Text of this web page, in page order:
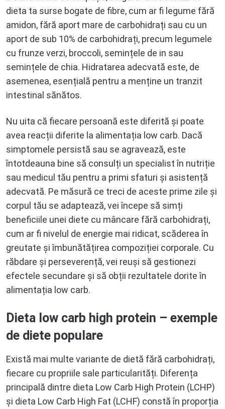
dieta ta surse bogate de fibre, cum ar fi legume fără
amidon, fără aport mare de carbohidrați sau cu un
aport de sub 10% de carbohidrați, precum legumele
cu frunze verzi, broccoli, semințele de in sau
semințele de chia. Hidratarea adecvată este, de
asemenea, esențială pentru a menține un tranzit
intestinal sănătos.
Nu uita că fiecare persoană este diferită și poate
avea reacții diferite la alimentația low carb. Dacă
simptomele persistă sau se agravează, este
întotdeauna bine să consulți un specialist în nutriție
sau medicul tău pentru a primi sfaturi și asistență
adecvată. Pe măsură ce treci de aceste prime zile și
corpul tău se adaptează, vei începe să simți
beneficiile unei diete cu mâncare fără carbohidrați,
cum ar fi nivelul de energie mai ridicat, scăderea în
greutate și îmbunătățirea compoziției corporale. Cu
răbdare și perseverență, vei reuși să gestionezi
efectele secundare și să obții rezultatele dorite în
alimentația low carb.
Dieta low carb high protein – exemple
de diete populare
Există mai multe variante de dietă fără carbohidrați,
fiecare cu propriile sale particularități. Diferența
principală dintre dieta Low Carb High Protein (LCHP)
și dieta Low Carb High Fat (LCHF) constă în proporția